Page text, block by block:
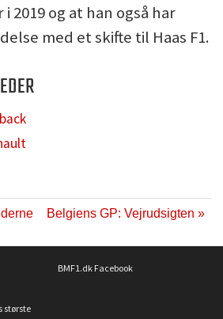
og at han også har
med et skifte til Haas F1.
Belgiens GP: Vejrudsigten »
største
BMF1.dk Facebook